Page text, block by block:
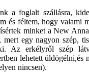
a foglalt szállásra,
és féltem, hogy valami
minket a New
mert egy nagyon szép,
Az erkélyről szép
lehetett üldögélni,és
nincsen).